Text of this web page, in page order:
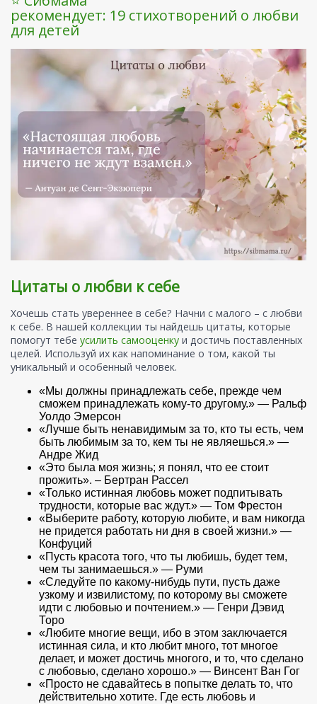
рекомендует: 19 стихотворений о любви
для детей
Цитаты о любви к себе
Хочешь стать увереннее в себе? Начни с малого – с любви
к себе. В нашей коллекции ты найдешь цитаты, которые
помогут тебе усилить самооценку и достичь поставленных
целей. Используй их как напоминание о том, какой ты
уникальный и особенный человек.
«Мы должны принадлежать себе, прежде чем
сможем принадлежать кому-то другому.» — Ральф
Уолдо Эмерсон
«Лучше быть ненавидимым за то, кто ты есть, чем
быть любимым за то, кем ты не являешься.» —
Андре Жид
«Это была моя жизнь; я понял, что ее стоит
прожить». – Бертран Рассел
«Только истинная любовь может подпитывать
трудности, которые вас ждут.» — Том Фрестон
«Выберите работу, которую любите, и вам никогда
не придется работать ни дня в своей жизни.» —
Конфуций
«Пусть красота того, что ты любишь, будет тем,
чем ты занимаешься.» — Руми
«Следуйте по какому-нибудь пути, пусть даже
узкому и извилистому, по которому вы сможете
идти с любовью и почтением.» — Генри Дэвид
Торо
«Любите многие вещи, ибо в этом заключается
истинная сила, и кто любит много, тот многое
делает, и может достичь многого, и то, что сделано
с любовью, сделано хорошо.» — Винсент Ван Гог
«Просто не сдавайтесь в попытке делать то, что
действительно хотите. Где есть любовь и